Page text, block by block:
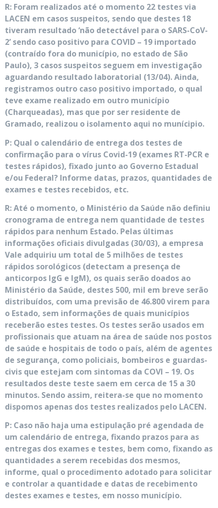
R: Foram realizados até o momento 22 testes via
LACEN em casos suspeitos, sendo que destes 18
tiveram resultado ‘não detectável para o SARS-CoV-
2’ sendo caso positivo para COVID – 19 importado
(contraído fora do município, no estado de São
Paulo), 3 casos suspeitos seguem em investigação
aguardando resultado laboratorial (13/04). Ainda,
registramos outro caso positivo importado, o qual
teve exame realizado em outro município
(Charqueadas), mas que por ser residente de
Gramado, realizou o isolamento aqui no munícipio.
P: Qual o calendário de entrega dos testes de
confirmação para o vírus Covid-19 (exames RT-PCR e
testes rápidos), fixado junto ao Governo Estadual
e/ou Federal? Informe datas, prazos, quantidades de
exames e testes recebidos, etc.
R: Até o momento, o Ministério da Saúde não definiu
cronograma de entrega nem quantidade de testes
rápidos para nenhum Estado. Pelas últimas
informações oficiais divulgadas (30/03), a empresa
Vale adquiriu um total de 5 milhões de testes
rápidos sorológicos (detectam a presença de
anticorpos IgG e IgM), os quais serão doados ao
Ministério da Saúde, destes 500, mil em breve serão
distribuídos, com uma previsão de 46.800 virem para
o Estado, sem informações de quais municípios
receberão estes testes. Os testes serão usados em
profissionais que atuam na área de saúde nos postos
de saúde e hospitais de todo o país, além de agentes
de segurança, como policiais, bombeiros e guardas-
civis que estejam com sintomas da COVI – 19. Os
resultados deste teste saem em cerca de 15 a 30
minutos. Sendo assim, reitera-se que no momento
dispomos apenas dos testes realizados pelo LACEN.
P: Caso não haja uma estipulação pré agendada de
um calendário de entrega, fixando prazos para as
entregas dos exames e testes, bem como, fixando as
quantidades a serem recebidas dos mesmos,
informe, qual o procedimento adotado para solicitar
e controlar a quantidade e datas de recebimento
destes exames e testes, em nosso município.